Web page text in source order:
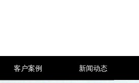
客户案例 新闻动态